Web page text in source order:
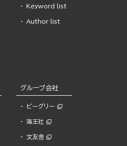
Keyword list
Author list
グループ会社
ビーグリー
海王社
文友舎